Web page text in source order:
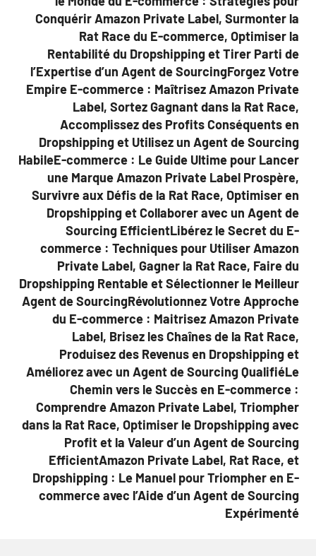
Conquérir Amazon Private Label, Surmonter la
Rat Race du E-commerce, Optimiser la
Rentabilité du Dropshipping et Tirer Parti de
l’Expertise d’un Agent de SourcingForgez Votre
Empire E-commerce : Maîtrisez Amazon Private
Label, Sortez Gagnant dans la Rat Race,
Accomplissez des Profits Conséquents en
Dropshipping et Utilisez un Agent de Sourcing
HabileE-commerce : Le Guide Ultime pour Lancer
une Marque Amazon Private Label Prospère,
Survivre aux Défis de la Rat Race, Optimiser en
Dropshipping et Collaborer avec un Agent de
Sourcing EfficientLibérez le Secret du E-
commerce : Techniques pour Utiliser Amazon
Private Label, Gagner la Rat Race, Faire du
Dropshipping Rentable et Sélectionner le Meilleur
Agent de SourcingRévolutionnez Votre Approche
du E-commerce : Maitrisez Amazon Private
Label, Brisez les Chaînes de la Rat Race,
Produisez des Revenus en Dropshipping et
Améliorez avec un Agent de Sourcing QualifiéLe
Chemin vers le Succès en E-commerce :
Comprendre Amazon Private Label, Triompher
dans la Rat Race, Optimiser le Dropshipping avec
Profit et la Valeur d’un Agent de Sourcing
EfficientAmazon Private Label, Rat Race, et
Dropshipping : Le Manuel pour Triompher en E-
commerce avec l’Aide d’un Agent de Sourcing
Expérimenté